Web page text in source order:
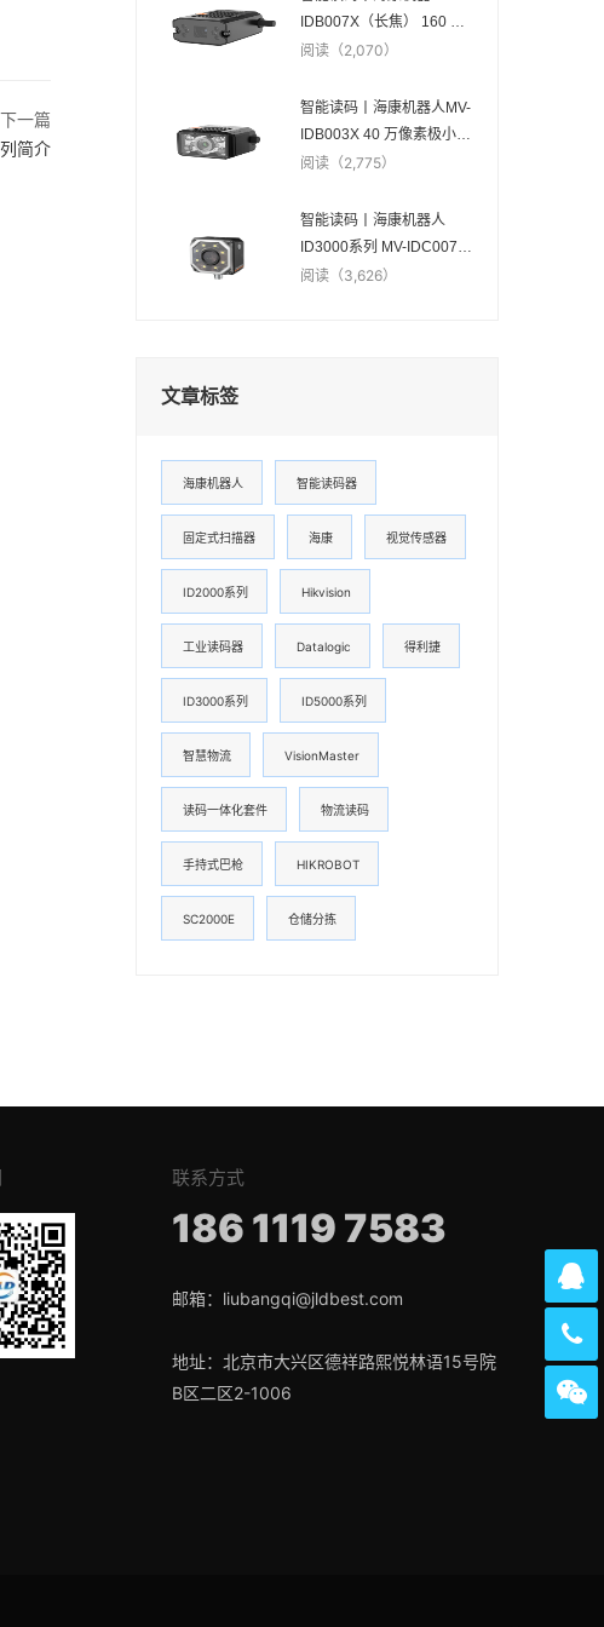
下一篇
简介
IDB007X（长焦） 160 万
像素极小型智能读码器
阅读（2,070）
智能读码丨海康机器人MV-
IDB003X 40 万像素极小型
智能读码器
阅读（2,775）
智能读码丨海康机器人
ID3000系列 MV-IDC007X
160 万像素智能读码器
阅读（3,626）
文章标签
海康机器人 智能读码器
固定式扫描器 海康 视觉传感器
ID2000系列 Hikvision
工业读码器 Datalogic 得利捷
ID3000系列 ID5000系列
智慧物流 VisionMaster
读码一体化套件 物流读码
手持式巴枪 HIKROBOT
SC2000E 仓储分拣
联系方式
186 1119 7583
邮箱：liubangqi@jldbest.com
地址：北京市大兴区德祥路熙悦林语15号院
B区二区2-1006